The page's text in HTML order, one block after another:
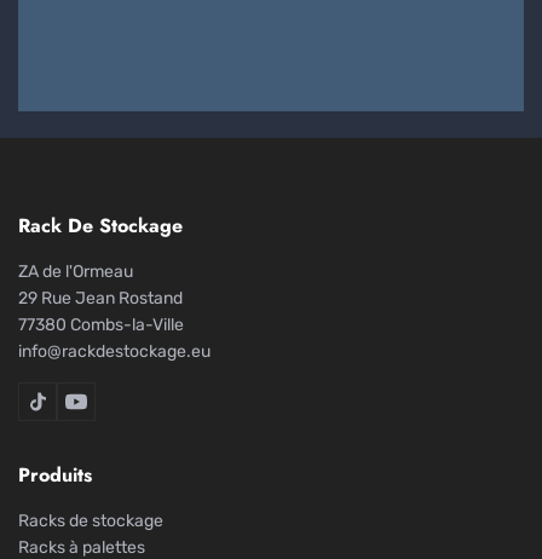
Rack De Stockage
ZA de l'Ormeau
29 Rue Jean Rostand
77380 Combs-la-Ville
info@rackdestockage.eu
Rack De Stockage sur TikTok
Rack De Stockage sur YouTube
Produits
Racks de stockage
Racks à palettes